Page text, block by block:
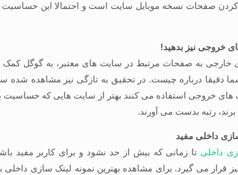
صفحات نسخه موبایل سایت است و احتمالا این حساسیت
خروجی نیز بدهید!
خارجی به صفحات مرتبط در سایت های معتبر، به گوگل کمک
دقیقا درباره چیست. در تحقیق به تازگی نیز مشاهده شده
های خروجی استفاده می کنند بهتر از سایت هایی که حساسیت
رتبه بدست می آورند.
داخلی مفید
داخلی تا زمانی که بیش از حد نشود و برای کاربر مفید
قرار می گیرد. برای مشاهده بهترین نمونه لینک سازی داخلی